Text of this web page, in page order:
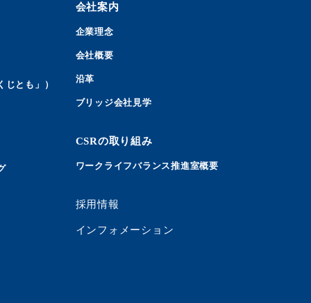
とも」）
会社案内
企業理念
会社概要
沿革
ブリッジ会社見学
CSRの取り組み
ワークライフバランス推進室概要
採用情報
インフォメーション